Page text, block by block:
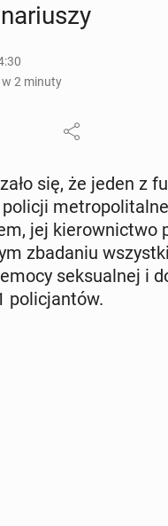
2 minuty
się, że jeden z
jej
zba­da­niu
sek­su­al­nej i
po­li­cjan­tów.